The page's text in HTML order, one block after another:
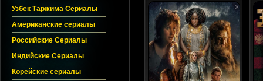
Узбек Таржима Сериалы
Американские сериалы
Российские Сериалы
Индийские Сериалы
Корейские сериалы